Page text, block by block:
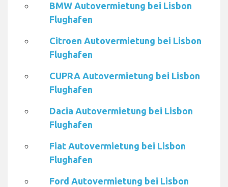
BMW Autovermietung bei Lisbon
Flughafen
Citroen Autovermietung bei Lisbon
Flughafen
CUPRA Autovermietung bei Lisbon
Flughafen
Dacia Autovermietung bei Lisbon
Flughafen
Fiat Autovermietung bei Lisbon
Flughafen
Ford Autovermietung bei Lisbon